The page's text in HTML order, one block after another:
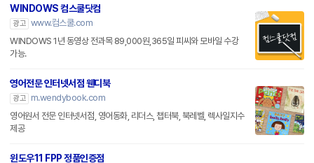
WINDOWS 컴스쿨닷컴
광고 www.컴스쿨.com
WINDOWS 1년 동영상 전과목 89,000원,365일 피씨와 모바일 수강
가능.
영어전문 인터넷서점 웬디북
광고
m.wendybook.com
영어원서 전문 인터넷서점, 영어동화, 리더스, 챕터북, 북레벨, 렉사일지수
제공
윈도우11 FPP 정품인증점